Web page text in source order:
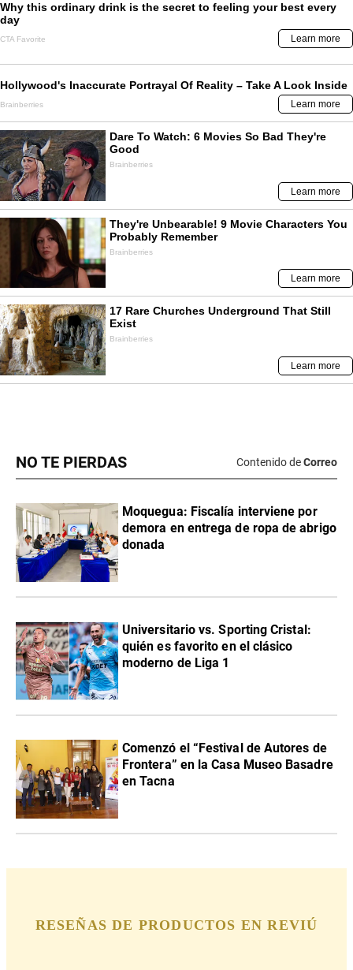
NO TE PIERDAS Contenido deCorreo
Moquegua: Fiscalía interviene por
demora en entrega de ropa de abrigo
donada
Universitario vs. Sporting Cristal:
quién es favorito en el clásico
moderno de Liga 1
Comenzó el “Festival de Autores de
Frontera” en la Casa Museo Basadre
en Tacna